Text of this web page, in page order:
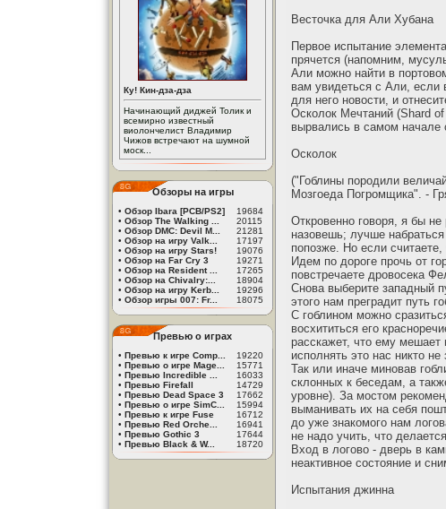
Ку! Кин-дза-дза
Начинающий диджей Толик и
всемирно известный
виолончелист Владимир
Чижов встречают на шумной
моск...
Обзоры на игры
• Обзор Ibara [PCB/PS2]
19684
• Обзор The Walking ...
20115
• Обзор DMC: Devil M...
21281
• Обзор на игру Valk...
17197
• Обзор на игру Stars!
19076
• Обзор на Far Cry 3
19271
• Обзор на Resident ...
17265
• Обзор на Chivalry:...
18904
• Обзор на игру Kerb...
19296
• Обзор игры 007: Fr... 18075
Превью о играх
• Превью к игре Comp...
19220
• Превью о игре Mage...
15771
• Превью Incredible ...
16033
• Превью Firefall
14729
• Превью Dead Space 3
17662
• Превью о игре SimC...
15994
• Превью к игре Fuse
16712
• Превью Red Orche...
16941
• Превью Gothic 3
17644
• Превью Black & W... 18720
Весточка для Али Хубана
Первое испытание
прячется (напомним,
Али можно найти в
вам увидеться с Али, если
для него новости, и
Осколок Мечтаний (Shard
вырвались в самом начале
Осколок
("Гоблины породили
Мозгоеда Погромщика". -
Откровенно говоря, я бы
назовешь; лучше
попозже. Но если считаете,
Идем по дороге прочь от
повстречаете дровосека
Снова выберите западный
этого нам преградит путь
С гоблином можно
восхититься его
расскажет, что ему мешает
исполнять это нас никто не
Так или иначе миновав
склонных к беседам, а
уровне). За мостом
выманивать их на себя
до уже знакомого нам
не надо учить, что
Вход в логово - дверь в
неактивное состояние и
Испытания джинна